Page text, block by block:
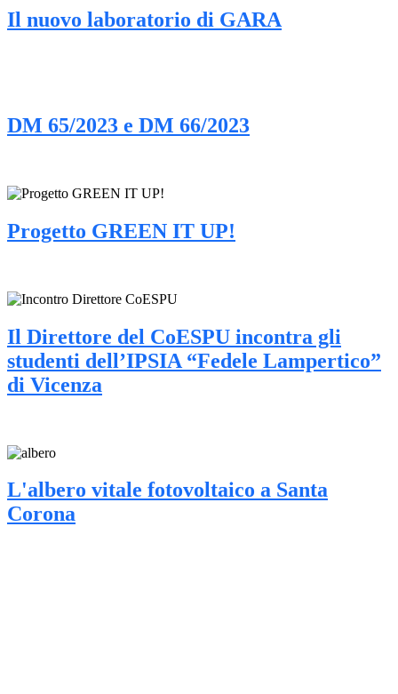
Il nuovo laboratorio di GARA
DM 65/2023 e DM 66/2023
Progetto GREEN IT UP!
Il Direttore del CoESPU incontra gli
studenti dell’IPSIA “Fedele Lampertico”
di Vicenza
L'albero vitale fotovoltaico a Santa
Corona